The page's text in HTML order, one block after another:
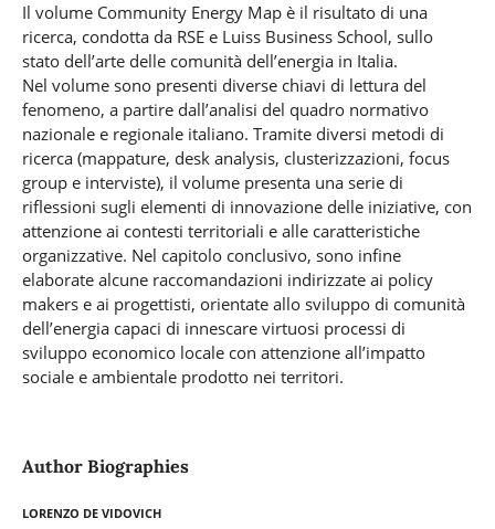
Il volume Community Energy Map è il risultato di una
ricerca, condotta da RSE e Luiss Business School, sullo
stato dell’arte delle comunità dell’energia in Italia.
Nel volume sono presenti diverse chiavi di lettura del
fenomeno, a partire dall’analisi del quadro normativo
nazionale e regionale italiano. Tramite diversi metodi di
ricerca (mappature, desk analysis, clusterizzazioni, focus
group e interviste), il volume presenta una serie di
riflessioni sugli elementi di innovazione delle iniziative, con
attenzione ai contesti territoriali e alle caratteristiche
organizzative. Nel capitolo conclusivo, sono infine
elaborate alcune raccomandazioni indirizzate ai policy
makers e ai progettisti, orientate allo sviluppo di comunità
dell’energia capaci di innescare virtuosi processi di
sviluppo economico locale con attenzione all’impatto
sociale e ambientale prodotto nei territori.
Author Biographies
Lorenzo De Vidovich